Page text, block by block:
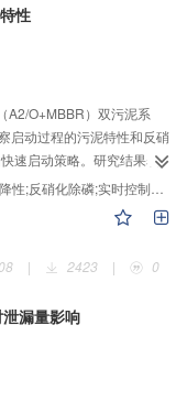
料在特殊条件下的平移因
松弛及蠕变行为的数学公
计算出PE-XRT70管材压缩
量为10%时，85 ℃平移
移因子是11.20。在应变
，95 ℃平移到75 ℃的平
该数学模型可获得该材料
MPa恒定应力下的平
，10%和20%的恒定应变
MPa，且两种条件下应力
应变为31.479%，且在24
性
A2/O+MBBR）双污泥系
启动过程的污泥特性和反硝
速启动策略。研究结果表
好的污泥沉降性和生物活
菌（PAOs）的百分比从接
的去除效果基本稳定，
化除磷提供电子受体，TN
，好氧吸磷对稳定PO43--
步高效去除，稳定运行阶
、1.15、14.2、0.15
;反硝化除磷;实时控制参数
| 2423 | 0
漏量影响